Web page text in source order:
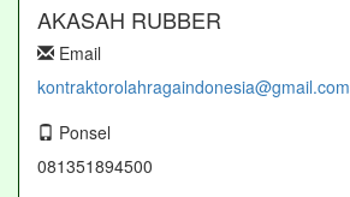
AKASAH RUBBER
Email
kontraktorolahragaindonesia@gmail.com
Ponsel
081351894500